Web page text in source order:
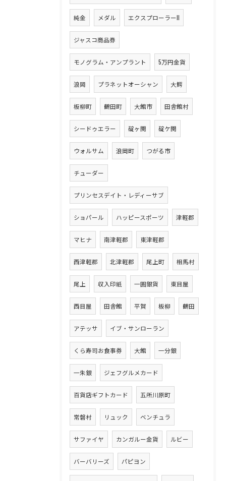
純金 メダル エクスプローラーII
ジャスコ商品券
モノグラム・アンプラント 5万円金貨
浪岡 プラネットオーシャン 大鰐
板柳町 鶴田町 大館市 田舎館村
シードゥエラー 碇ヶ関 碇ケ関
ウォルサム 浪岡町 つがる市
チューダー
プリンセスデイト・レディーサブ
ショパール ハッピースポーツ 津軽郡
マヒナ 南津軽郡 東津軽郡
西津軽郡 北津軽郡 尾上町 相馬村
尾上 収入印紙 一圓銀貨 東目屋
西目屋 田舎館 平賀 板柳 鶴田
アテッサ イブ・サンローラン
くら寿司お食事券 大館 一分銀
一朱銀 ジェフグルメカード
百貨店ギフトカード 五所川原町
常磐村 リュック ベンチュラ
サファイヤ カンガルー金貨 ルビー
バーバリーズ パピヨン